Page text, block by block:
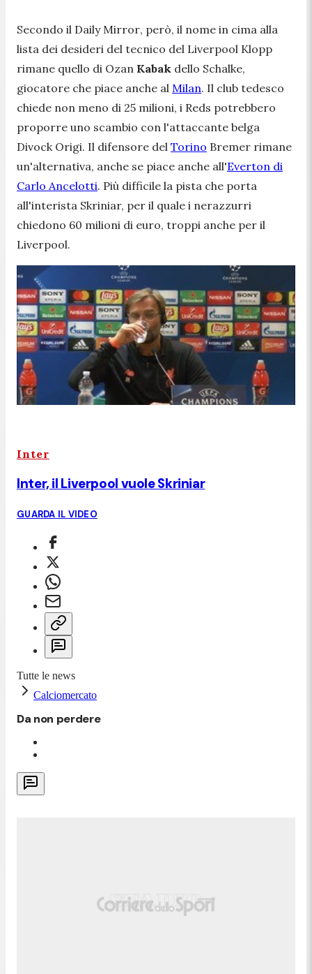
Secondo il Daily Mirror, però, il nome in cima alla
lista dei desideri del tecnico del Liverpool Klopp
rimane quello di Ozan Kabak dello Schalke,
giocatore che piace anche al Milan. Il club tedesco
chiede non meno di 25 milioni, i Reds potrebbero
proporre uno scambio con l'attaccante belga
Divock Origi. Il difensore del Torino Bremer rimane
un'alternativa, anche se piace anche all'Everton di
Carlo Ancelotti. Più difficile la pista che porta
all'interista Skriniar, per il quale i nerazzurri
chiedono 60 milioni di euro, troppi anche per il
Liverpool.
Inter
Inter, il Liverpool vuole Skriniar
GUARDA IL VIDEO
Tutte le news
Calciomercato
Da non perdere